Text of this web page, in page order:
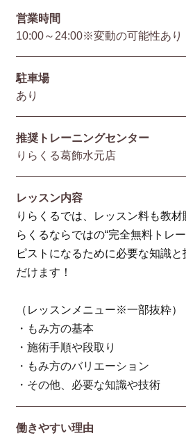
営業時間
10:00～24:00※変動の可能性あり
駐⾞場
あり
推奨トレーニングセンター
りらくる葛飾水元店
レッスン内容
りらくるでは、レッスン料も教
らくるならではの“完全無料トレ
ピストになるために必要な知識
だけます！
（レッスンメニュー※一部抜粋）
・もみ方の基本
・施術手順や段取り
・もみ方のバリエーション
・その他、必要な知識や技術
働きやすい理由